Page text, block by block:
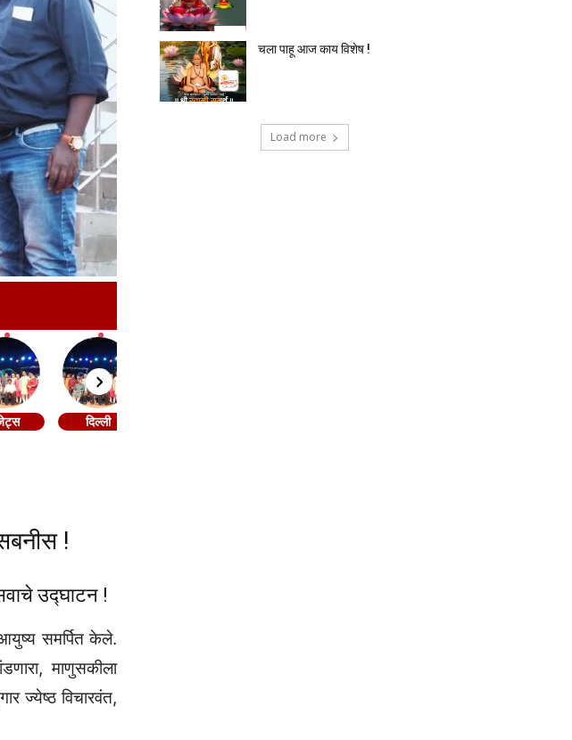
दिल्ली
!
उद्घाटन !
आयुष्य समर्पित केले.
माणुसकीला
ज्येष्ठ विचारवंत,
चला पाहू आज काय विशेष !
Load more